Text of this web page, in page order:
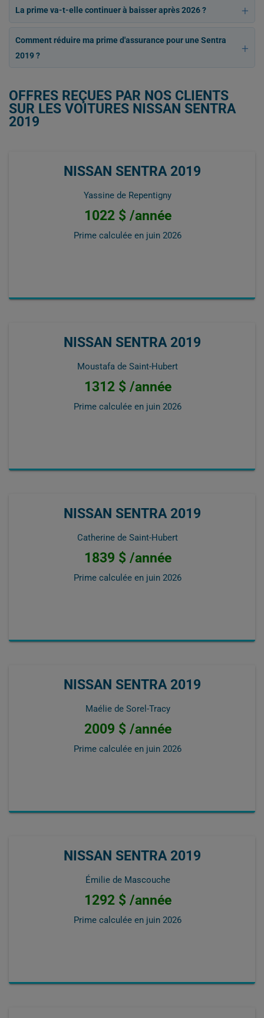
La prime va-t-elle continuer à baisser après 2026 ?
Comment réduire ma prime d'assurance pour une Sentra
2019 ?
OFFRES REÇUES PAR NOS CLIENTS
SUR LES VOITURES NISSAN SENTRA
2019
NISSAN SENTRA 2019
Yassine de Repentigny
1022 $ /année
Prime calculée en juin 2026
NISSAN SENTRA 2019
Moustafa de Saint-Hubert
1312 $ /année
Prime calculée en juin 2026
NISSAN SENTRA 2019
Catherine de Saint-Hubert
1839 $ /année
Prime calculée en juin 2026
NISSAN SENTRA 2019
Maélie de Sorel-Tracy
2009 $ /année
Prime calculée en juin 2026
NISSAN SENTRA 2019
Émilie de Mascouche
1292 $ /année
Prime calculée en juin 2026